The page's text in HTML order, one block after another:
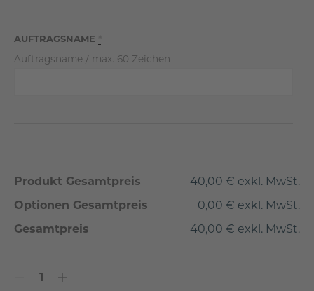
AUFTRAGSNAME
Auftragsname / max. 60 Zeichen
Produkt Gesamtpreis 40,00 € exkl. MwSt.
Optionen Gesamtpreis 0,00 € exkl. MwSt.
Gesamtpreis 40,00 € exkl. MwSt.